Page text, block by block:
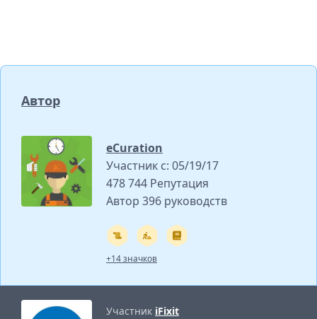
Автор
eCuration
Участник с: 05/19/17
478 744 Репутация
Автор 396 руководств
+14 значков
Участник iFixit